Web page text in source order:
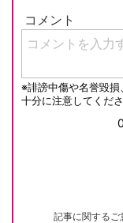
記事に関するご